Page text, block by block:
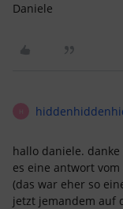
Daniele
hallo daniele.
es eine antwort
(das war eher so
jetzt jemandem auf